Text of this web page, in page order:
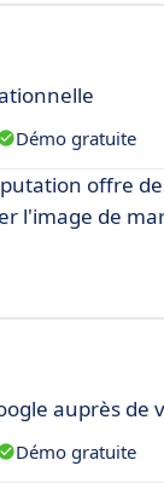
Démo gratuite
offre
l'image de
auprès de
Démo gratuite